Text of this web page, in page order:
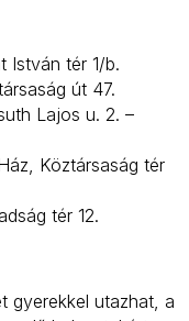
István tér 1/b.
út 47.
Lajos u. 2. –
Köztársaság tér
tér 12.
gyerekkel utazhat, a